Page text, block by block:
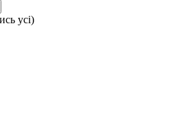
усі)